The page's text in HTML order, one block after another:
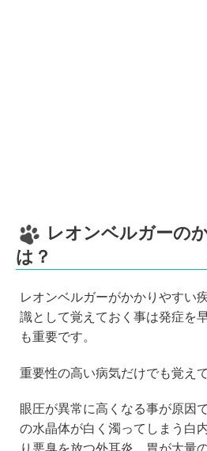
レオンベルガーの
は？
レオンベルガーがかかりやすい
識として覚えておく事は発症を
も重要です。
重要性の高い病気だけでも覚え
眼圧が異常に高くなる事が原因
の水晶体が白く濁ってしまう白